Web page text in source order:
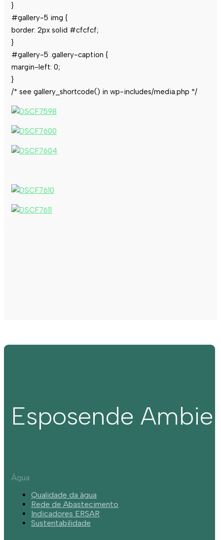
}
#gallery-5 img {
border: 2px solid #cfcfcf;
}
#gallery-5 .gallery-caption {
margin-left: 0;
}
/* see gallery_shortcode() in wp-includes/media.php */
Esposende
Água
Qualidade da água
Rede de Abastecimento
Indicadores ERSAR
Sustentabilidade